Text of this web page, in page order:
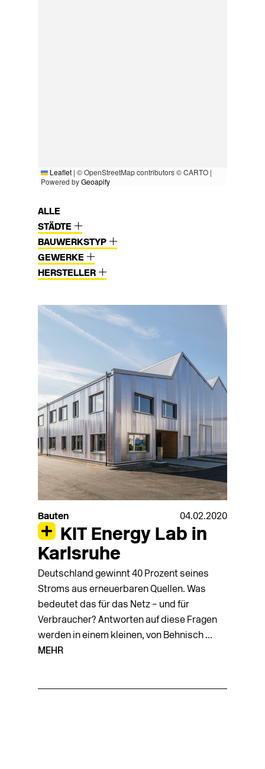
Leaflet | © OpenStreetMap contributors © CARTO |
Powered byGeoapify
ALLE
STÄDTE
BAUWERKSTYP
GEWERKE
HERSTELLER
Bauten 04.02.2020
KIT Energy Lab in
Karlsruhe
Deutschland gewinnt 40 Prozent seines
Stroms aus erneuerbaren Quellen. Was
bedeutet das für das Netz – und für
Verbraucher? Antworten auf diese Fragen
werden in einem kleinen, von Behnisch ...
MEHR